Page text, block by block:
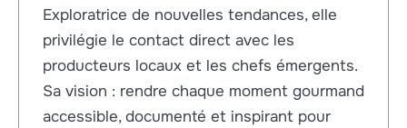
Exploratrice de nouvelles tendances, elle
privilégie le contact direct avec les
producteurs locaux et les chefs émergents.
Sa vision : rendre chaque moment gourmand
accessible, documenté et inspirant pour